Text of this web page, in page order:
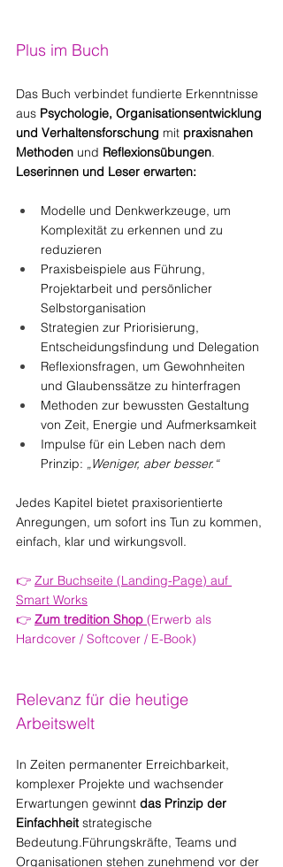
Plus im Buch
Das Buch verbindet fundierte Erkenntnisse
aus Psychologie, Organisationsentwicklung
und Verhaltensforschung mit praxisnahen
Methoden und Reflexionsübungen.
Leserinnen und Leser erwarten:
Modelle und Denkwerkzeuge, um
Komplexität zu erkennen und zu
reduzieren
Praxisbeispiele aus Führung,
Projektarbeit und persönlicher
Selbstorganisation
Strategien zur Priorisierung,
Entscheidungsfindung und Delegation
Reflexionsfragen, um Gewohnheiten
und Glaubenssätze zu hinterfragen
Methoden zur bewussten Gestaltung
von Zeit, Energie und Aufmerksamkeit
Impulse für ein Leben nach dem
Prinzip: „Weniger, aber besser.“
Jedes Kapitel bietet praxisorientierte
Anregungen, um sofort ins Tun zu kommen,
einfach, klar und wirkungsvoll.
👉 Zur Buchseite (Landing-Page) auf
Smart Works
👉 Zum tredition Shop (Erwerb als
Hardcover / Softcover / E-Book)
Relevanz für die heutige
Arbeitswelt
In Zeiten permanenter Erreichbarkeit,
komplexer Projekte und wachsender
Erwartungen gewinnt das Prinzip der
Einfachheit strategische
Bedeutung.Führungskräfte, Teams und
Organisationen stehen zunehmend vor der